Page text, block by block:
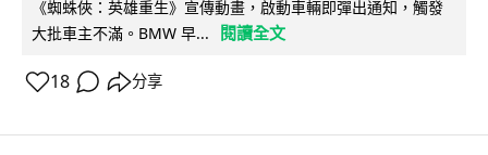
《蜘蛛俠：英雄重生》宣傳動畫，啟動車輛即彈出通知，觸發
大批車主不滿。BMW 早...
閱讀全文
18 分享